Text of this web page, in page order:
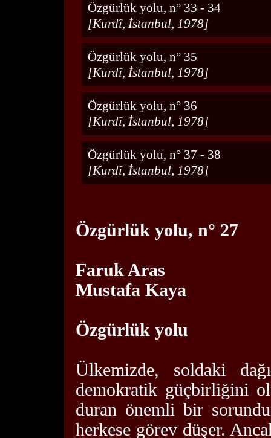
Özgürlük yolu, n° 33 - 34
[Kurdî, İstanbul, 1978]
Özgürlük yolu, n° 35
[Kurdî, İstanbul, 1978]
Özgürlük yolu, n° 36
[Kurdî, İstanbul, 1978]
Özgürlük yolu, n° 37 - 38
[Kurdî, İstanbul, 1978]
Özgürlük yolu, n° 27
Faruk Aras
Mustafa Kaya
Özgürlük yolu
Ülkemizde, soldaki
demokratik güçbirliğini
duran önemli bir
herkese görev düşer.